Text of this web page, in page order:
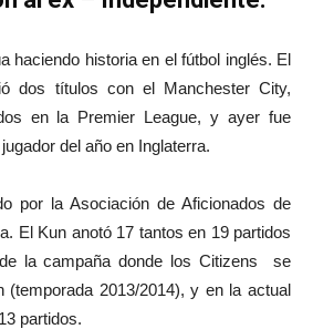
haciendo historia en el fútbol inglés. El
dos títulos con el Manchester City,
en la Premier League, y ayer fue
del año en Inglaterra.
por la Asociación de Aficionados de
El Kun anotó 17 tantos en 19 partidos
la campaña donde los Citizens se
(temporada 2013/2014), y en la actual
partidos.